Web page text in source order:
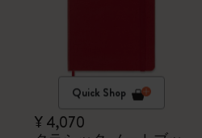
Quick Shop
¥ 4,070